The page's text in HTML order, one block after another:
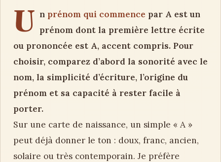
U n prénom qui commence par A est un
prénom dont la première lettre écrite
ou prononcée est A, accent compris. Pour
choisir, comparez d’abord la sonorité avec le
nom, la simplicité d’écriture, l’origine du
prénom et sa capacité à rester facile à
porter.
Sur une carte de naissance, un simple « A »
peut déjà donner le ton : doux, franc, ancien,
solaire ou très contemporain. Je préfère